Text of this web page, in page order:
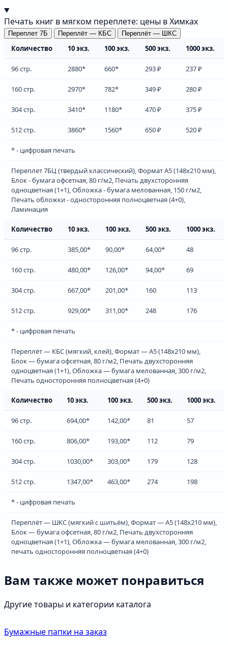
Печать книг в мягком переплете: цены в Химках
Переплет 7Б Переплёт — КБС Переплёт — ШКС
Количество 10 экз. 100 экз. 500 экз. 1000 экз.
96 стр. 2880* 660* 293 ₽ 237 ₽
160 стр. 2970* 782* 349 ₽ 280 ₽
304 стр. 3410* 1180* 470 ₽ 375 ₽
512 стр. 3860* 1560* 650 ₽ 520 ₽
* - цифровая печать
Переплет 7БЦ (твердый классический), Формат А5 (148х210 мм),
Блок - бумага офсетная, 80 г/м2, Печать двухсторонняя
одноцветная (1+1), Обложка - бумага мелованная, 150 г/м2,
Печать обложки - односторонняя полноцветная (4+0),
Ламинация
Количество 10 экз. 100 экз. 500 экз. 1000 экз.
96 стр. 385,00* 90,00* 64,00* 48
160 стр. 480,00* 126,00* 94,00* 69
304 стр. 667,00* 201,00* 160 113
512 стр. 929,00* 311,00* 248 176
* - цифровая печать
Переплёт — КБС (мягкий, клей), Формат — А5 (148х210 мм),
Блок — бумага офсетная, 80 г/м2, Печать двухсторонняя
одноцветная (1+1), Обложка — бумага мелованная, 300 г/м2,
Печать односторонняя полноцветная (4+0)
Количество 10 экз. 100 экз. 500 экз. 1000 экз.
96 стр. 694,00* 142,00* 81 57
160 стр. 806,00* 193,00* 112 79
304 стр. 1030,00* 303,00* 179 128
512 стр. 1347,00* 463,00* 274 198
* - цифровая печать
Переплёт — ШКС (мягкий с шитьём), Формат — А5 (148х210 мм),
Блок — бумага офсетная, 80 г/м2, Печать двухсторонняя
одноцветная (1+1), Обложка — бумага мелованная, 300 г/м2,
печать односторонняя полноцветная (4+0)
Вам также может понравиться
Другие товары и категории каталога
Бумажные папки на заказ